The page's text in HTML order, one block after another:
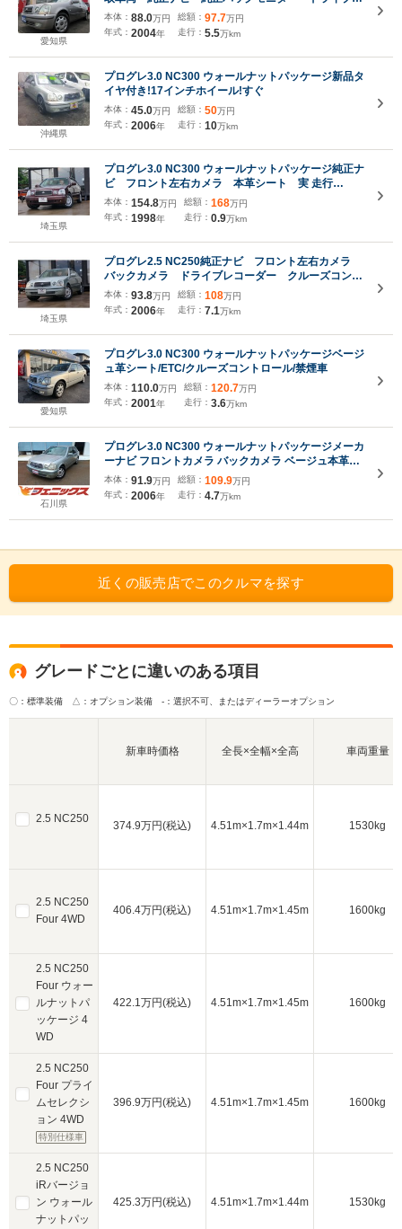
愛知県
コーダー 純正キーレス ウッドコンビステアリン
グ ETC
本体： 88.0万円
年式： 2004年
総額： 97.7万円
走行： 5.5万km
沖縄県
プログレ3.0 NC300 ウォールナットパッケージ新品タ
イヤ付き!17インチホイール!すぐ
本体： 45.0万円
年式： 2006年
総額： 50万円
走行： 10万km
埼玉県
プログレ3.0 NC300 ウォールナットパッケージ純正ナ
ビ フロント左右カメラ 本革シート 実 走行
9000km 禁煙 CDチェンジャー
本体： 154.8万円
年式： 1998年
総額： 168万円
走行： 0.9万km
埼玉県
プログレ2.5 NC250純正ナビ フロント左右カメラ
バックカメラ ドライブレコーダー クルーズコント
ロール 本革電動シート ETC
本体： 93.8万円
年式： 2006年
総額： 108万円
走行： 7.1万km
愛知県
プログレ3.0 NC300 ウォールナットパッケージベージ
ュ革シート/ETC/クルーズコントロール/禁煙車
本体： 110.0万円
年式： 2001年
総額： 120.7万円
走行： 3.6万km
石川県
プログレ3.0 NC300 ウォールナットパッケージメーカ
ーナビ フロントカメラ バックカメラ ベージュ本革シ
ート パワーシート クルーズコントロール ETC HID
本体： 91.9万円
年式： 2006年
総額： 109.9万円
走行： 4.7万km
近くの販売店でこのクルマを探す
グレードごとに違いのある項目
〇：標準装備 △：オプション装備 -：選択不可、またはディーラーオプション
2.5 NC250
2.5 NC250
Four 4WD
2.5 NC250
Four ウォー
ルナットパ
ッケージ 4
WD
2.5 NC250
Four プライ
ムセレクシ
ョン 4WD
特別仕様車
2.5 NC250
iRバージョ
ン ウォール
ナットパッ
新車時価格 全長×全幅×全高 車両重量
374.9万円(税込) 4.51m×1.7m×1.44m 1530kg
406.4万円(税込) 4.51m×1.7m×1.45m 1600kg
422.1万円(税込) 4.51m×1.7m×1.45m 1600kg
396.9万円(税込) 4.51m×1.7m×1.45m 1600kg
425.3万円(税込) 4.51m×1.7m×1.44m 1530kg